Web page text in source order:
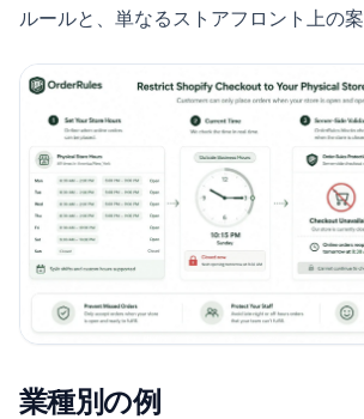
ルールと、単なるストアフロント上の案
業種別の例